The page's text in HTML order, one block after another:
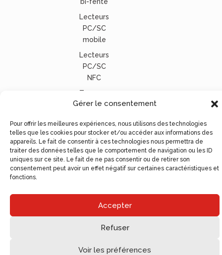
Gérer le consentement
Pour offrir les meilleures expériences, nous utilisons des technologies
telles que les cookies pour stocker et/ou accéder aux informations des
appareils. Le fait de consentir à ces technologies nous permettra de
traiter des données telles que le comportement de navigation ou les ID
uniques sur ce site. Le fait de ne pas consentir ou de retirer son
consentement peut avoir un effet négatif sur certaines caractéristiques et
fonctions.
Accepter
Refuser
Voir les préférences
Lecteurs
PC/SC
mobile
Lecteurs
PC/SC
NFC
Tous nos
lecteurs
vitale
© Ugocom Paris – Avignon Création Site Internet –
Agence de Communication